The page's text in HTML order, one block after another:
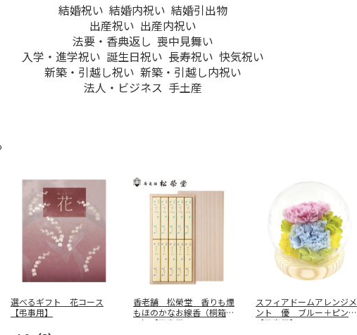
結婚祝い 結婚内祝い 結婚引出物
出産祝い 出産内祝い
法要・香典返し 喪中見舞い
入学・進学祝い 誕生日祝い 長寿祝い 快気祝い
新築・引越し祝い 新築・引越し内祝い
法人・ビジネス 手土産
選べるギフト 花コース
【弔事用】
香老舗 松榮堂 香りも煙
もほのかなお線香（桐箱
入）【弔事用
スフィアドームアレンジメ
ント 優 ブルー＋ピンク
【弔事用】